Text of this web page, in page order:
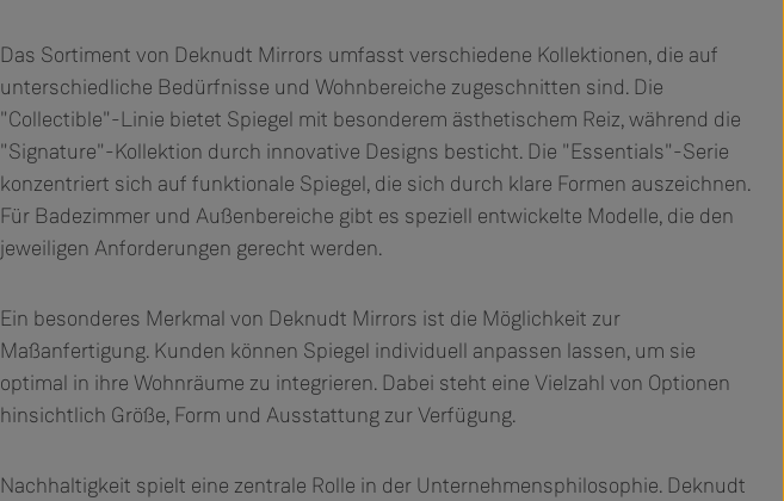
Das Sortiment von Deknudt Mirrors umfasst verschiedene Kollektionen, die auf
unterschiedliche Bedürfnisse und Wohnbereiche zugeschnitten sind. Die
"Collectible"-Linie bietet Spiegel mit besonderem ästhetischem Reiz, während die
"Signature"-Kollektion durch innovative Designs besticht. Die "Essentials"-Serie
konzentriert sich auf funktionale Spiegel, die sich durch klare Formen auszeichnen.
Für Badezimmer und Außenbereiche gibt es speziell entwickelte Modelle, die den
jeweiligen Anforderungen gerecht werden.
Ein besonderes Merkmal von Deknudt Mirrors ist die Möglichkeit zur
Maßanfertigung. Kunden können Spiegel individuell anpassen lassen, um sie
optimal in ihre Wohnräume zu integrieren. Dabei steht eine Vielzahl von Optionen
hinsichtlich Größe, Form und Ausstattung zur Verfügung.
Nachhaltigkeit spielt eine zentrale Rolle in der Unternehmensphilosophie. Deknudt